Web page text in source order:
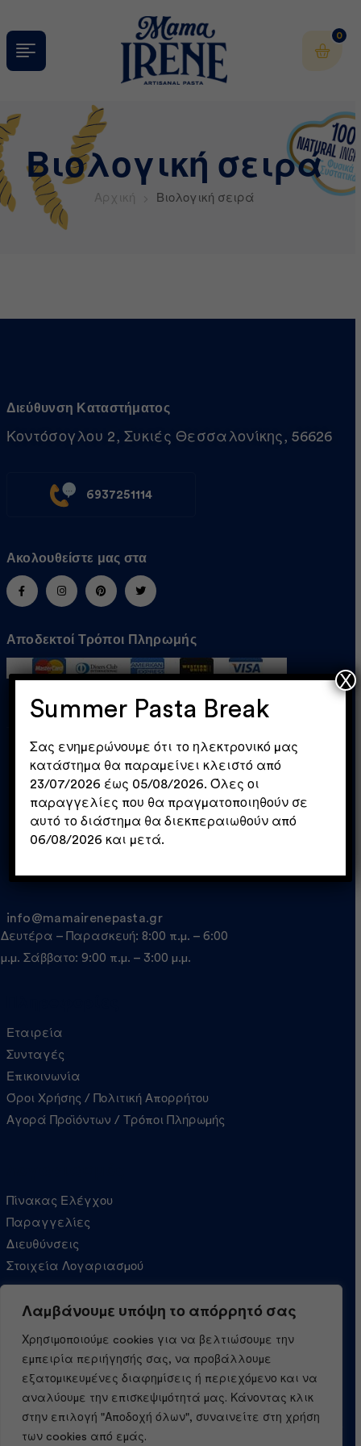
Λαμβάνουμε υπόψη το απόρρητό σας
Χρησιμοποιούμε cookies για να βελτιώσουμε την
εμπειρία περιήγησής σας, να προβάλλουμε
εξατομικευμένες διαφημίσεις ή περιεχόμενο και να
αναλύουμε την επισκεψιμότητά μας. Κάνοντας κλικ
στην επιλογή "Αποδοχή όλων", συναινείτε στη χρήση
των cookies από εμάς.
0
Βιολογική σειρά
Αρχική Βιολογική σειρά
Διεύθυνση Καταστήματος
Κοντόσογλου 2, Συκιές Θεσσαλονίκης, 56626
6937251114
Ακολουθείστε μας στα
Αποδεκτοί Τρόποι Πληρωμής
Εταιρεία
Συνταγές
Επικοινωνία
Όροι Χρήσης / Πολιτική Απορρήτου
Αγορά Προϊόντων / Τρόποι Πληρωμής
Πίνακας Ελέγχου
Παραγγελίες
Διευθύνσεις
Στοιχεία Λογαριασμού
Κατηγορίες
Ζυμαρικά
info@mamairenepasta.gr
Δευτέρα – Παρασκευή: 8:00 π.μ. – 6:00
μ.μ. Σάββατο: 9:00 π.μ. – 3:00 μ.μ.
Summer Pasta Break
Σας ενημερώνουμε ότι το ηλεκτρονικό μας
κατάστημα θα παραμείνει κλειστό από
23/07/2026 έως 05/08/2026. Όλες οι
παραγγελίες που θα πραγματοποιηθούν σε
αυτό το διάστημα θα διεκπεραιωθούν από
06/08/2026 και μετά.
X